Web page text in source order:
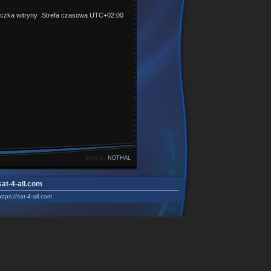
Strefa czasowa UTC+02:00
witryny
Style by NOTHAL
4-all.com
sat-4-all.com